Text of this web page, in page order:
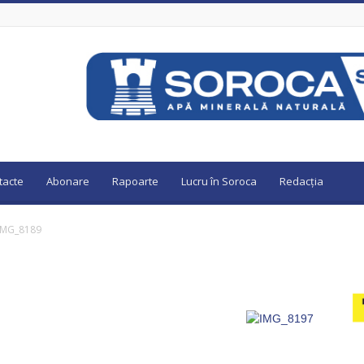
Abonare Rapoarte Lucru în Soroca Redacția